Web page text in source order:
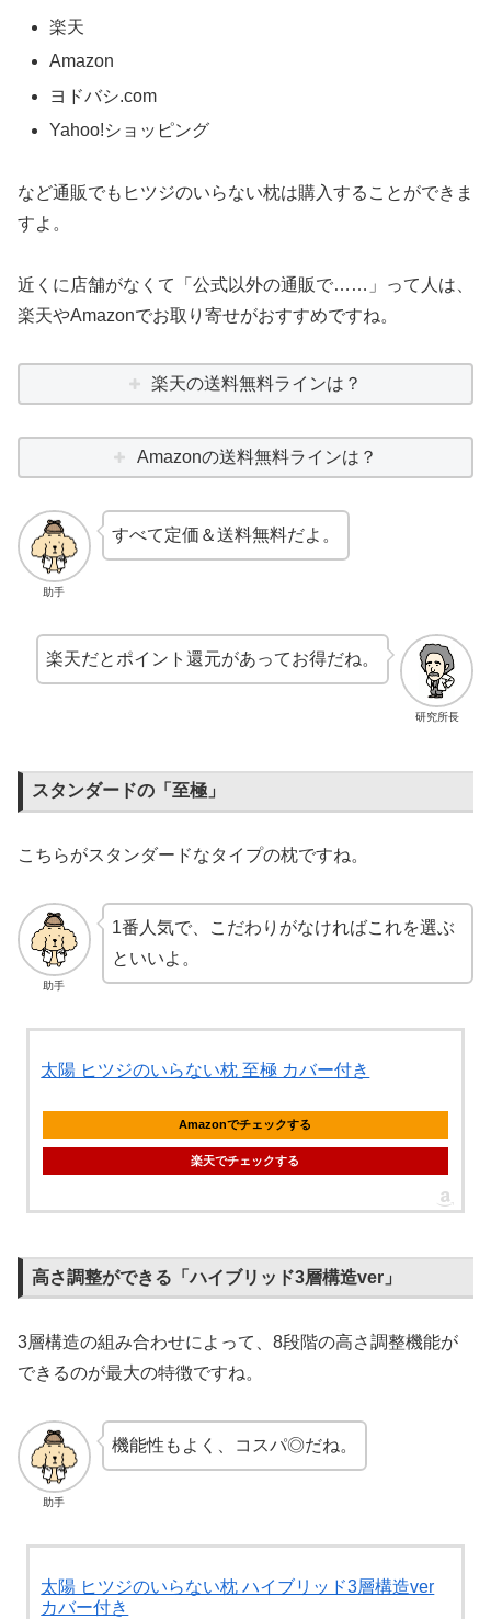
楽天
Amazon
ヨドバシ.com
Yahoo!ショッピング
など通販でもヒツジのいらない枕は購入することができま
すよ。
近くに店舗がなくて「公式以外の通販で……」って人は、
楽天やAmazonでお取り寄せがおすすめですね。
楽天の送料無料ラインは？
Amazonの送料無料ラインは？
助手
すべて定価＆送料無料だよ。
研究所長
楽天だとポイント還元があってお得だね。
スタンダードの「至極」
こちらがスタンダードなタイプの枕ですね。
助手
1番人気で、こだわりがなければこれを選ぶ
といいよ。
太陽 ヒツジのいらない枕 至極 カバー付き
Amazonでチェックする
楽天でチェックする
高さ調整ができる「ハイブリッド3層構造ver」
3層構造の組み合わせによって、8段階の高さ調整機能が
できるのが最大の特徴ですね。
助手
機能性もよく、コスパ◎だね。
太陽 ヒツジのいらない枕 ハイブリッド3層構造ver
カバー付き